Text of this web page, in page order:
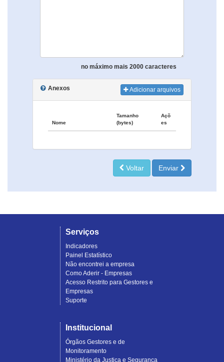
no máximo mais 2000 caracteres
Anexos Adicionar arquivos
Nome
Tamanho
(bytes)
Açõ
es
Voltar Enviar
Serviços
Indicadores
Painel Estatístico
Não encontrei a empresa
Como Aderir - Empresas
Acesso Restrito para Gestores e
Empresas
Suporte
Institucional
Órgãos Gestores e de
Monitoramento
Ministério da Justiça e Segurança